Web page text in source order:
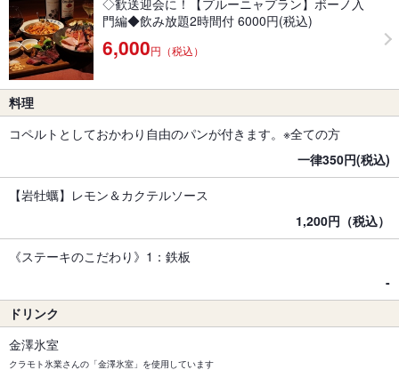
◇歓送迎会に！【プルーニャプラン】ボーノ入
門編◆飲み放題2時間付 6000円(税込)
6,000円（税込）
料理
コペルトとしておかわり自由のパンが付きます。※全ての方
一律350円(税込)
【岩牡蠣】レモン＆カクテルソース
1,200円（税込）
《ステーキのこだわり》1：鉄板
-
ドリンク
金澤氷室
クラモト氷業さんの「金澤氷室」を使用しています